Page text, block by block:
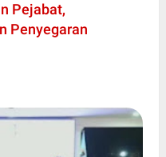
Pejabat,
Penyegaran